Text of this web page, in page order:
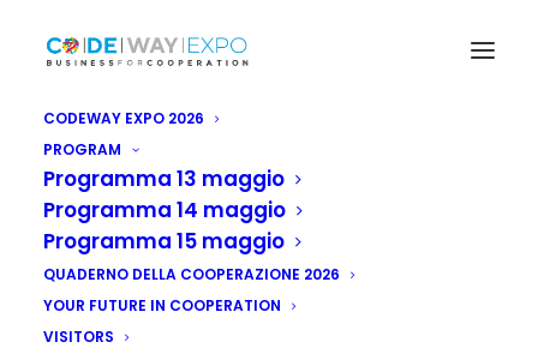
CODEWAY EXPO 2026
PROGRAM
Programma 13 maggio
Programma 14 maggio
Programma 15 maggio
QUADERNO DELLA COOPERAZIONE 2026
YOUR FUTURE IN COOPERATION
VISITORS